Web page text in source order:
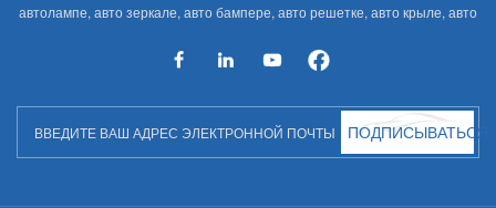
автолампе, авто зеркале, авто бампере, авто решетке, авто крыле, авто
автозапчастей для Audi, VW, Benz, BMW
ПОДПИСЫВАТЬСЯ